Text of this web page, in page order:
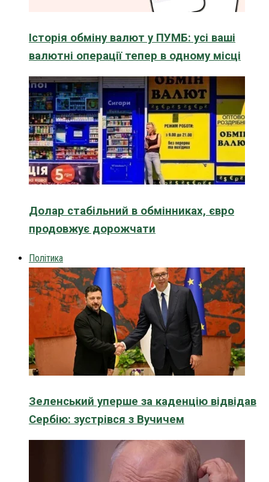
Історія обміну валют у ПУМБ: усі ваші
валютні операції тепер в одному місці
Долар стабільний в обмінниках, євро
продовжує дорожчати
Політика
Зеленський уперше за каденцію відвідав
Сербію: зустрівся з Вучичем